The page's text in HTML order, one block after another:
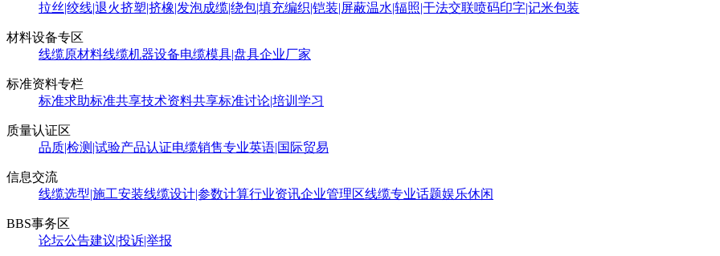
拉丝|绞线|退火挤塑|挤橡|发泡成缆|绕包|填充编织|铠装|屏蔽温水|辐照|干法交联喷码印字|记米包装
材料设备专区
线缆原材料线缆机器设备电缆模具|盘具企业厂家
标准资料专栏
标准求助标准共享技术资料共享标准讨论|培训学习
质量认证区
品质|检测|试验产品认证电缆销售专业英语|国际贸易
信息交流
线缆选型|施工安装线缆设计|参数计算行业资讯企业管理区线缆专业话题娱乐休闲
BBS事务区
论坛公告建议|投诉|举报